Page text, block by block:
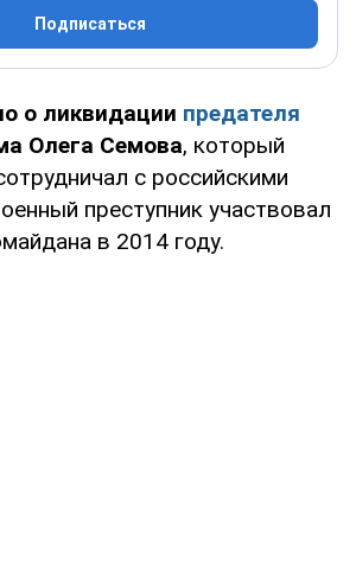
Подписаться
о ликвидации предателя
Олега Семова, который
с российскими
преступник участвовал
в 2014 году.